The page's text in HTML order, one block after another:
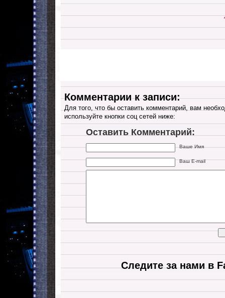
Комментарии к записи:
Для того, что бы оставить комментарий, вам
используйте кнопки соц сетей ниже:
Оставить Комментарий:
Ваше Имя
Ваш E-mail
Следите за нами в